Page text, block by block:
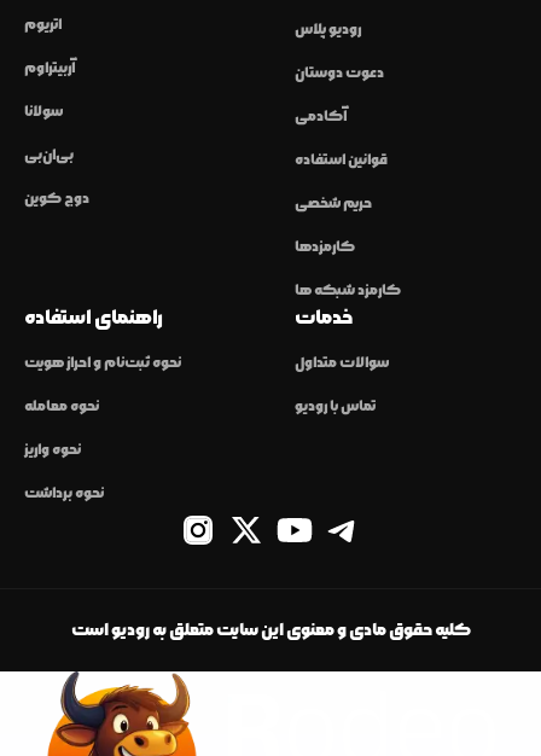
اتریوم
آربیتراوم
سولانا
بی‌ان‌بی
دوج کوین
رودیو پلاس
دعوت دوستان
آکادمی
قوانین استفاده
حریم شخصی
کارمزدها
کارمزد شبکه ها
راهنمای استفاده
نحوه ثبت‌نام و احراز هویت
نحوه معامله
نحوه واریز
نحوه برداشت
خدمات
سوالات متداول
تماس با رودیو
کلیه حقوق مادی و معنوی این سایت متعلق به رودیو است